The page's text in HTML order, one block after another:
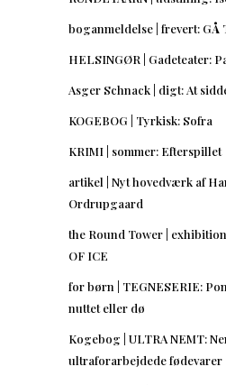
boganmeldelse | frevert: GÅ
HELSINGØR | Gadeteater:
Asger Schnack | digt: At
KOGEBOG | Tyrkisk: Sofra
KRIMI | sommer: Efterspillet
artikel | Nyt hovedværk af
Ordrupgaard
the Round Tower |
OF ICE
for børn | TEGNESERIE:
nuttet eller dø
Kogebog | ULTRA NEMT:
ultraforarbejdede fødevarer